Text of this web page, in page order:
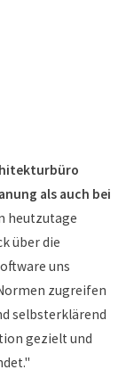
als auch bei
heutzutage
über die
uns
zugreifen
selbsterklärend
gezielt und